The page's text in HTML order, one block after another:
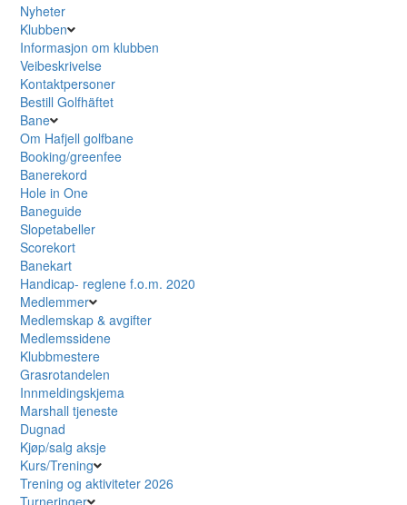
Nyheter
Klubben
Informasjon om klubben
Veibeskrivelse
Kontaktpersoner
Bestill Golfhäftet
Bane
Om Hafjell golfbane
Booking/greenfee
Banerekord
Hole in One
Baneguide
Slopetabeller
Scorekort
Banekart
Handicap- reglene f.o.m. 2020
Medlemmer
Medlemskap & avgifter
Medlemssidene
Klubbmestere
Grasrotandelen
Innmeldingskjema
Marshall tjeneste
Dugnad
Kjøp/salg aksje
Kurs/Trening
Trening og aktiviteter 2026
Turneringer